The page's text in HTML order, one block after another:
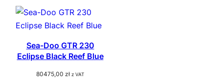
Sea-Doo GTR 230
Eclipse Black Reef Blue
80475,00 zł z VAT